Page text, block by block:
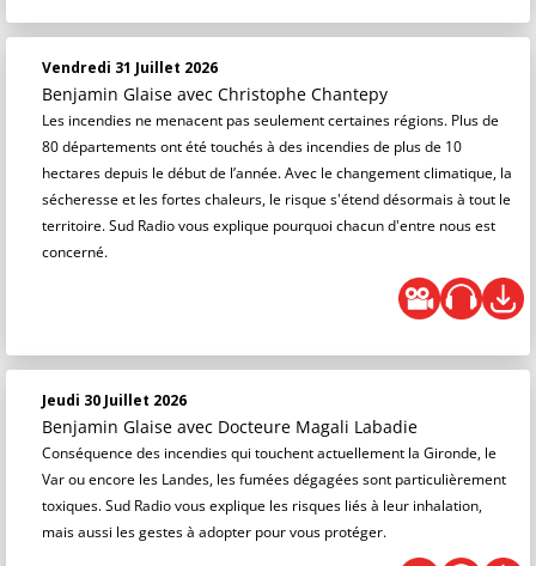
Vendredi 31 Juillet 2026
Benjamin Glaise avec Christophe Chantepy
Les incendies ne menacent pas seulement certaines régions. Plus de
80 départements ont été touchés à des incendies de plus de 10
hectares depuis le début de l’année. Avec le changement climatique, la
sécheresse et les fortes chaleurs, le risque s'étend désormais à tout le
territoire. Sud Radio vous explique pourquoi chacun d'entre nous est
concerné.
Jeudi 30 Juillet 2026
Benjamin Glaise avec Docteure Magali Labadie
Conséquence des incendies qui touchent actuellement la Gironde, le
Var ou encore les Landes, les fumées dégagées sont particulièrement
toxiques. Sud Radio vous explique les risques liés à leur inhalation,
mais aussi les gestes à adopter pour vous protéger.